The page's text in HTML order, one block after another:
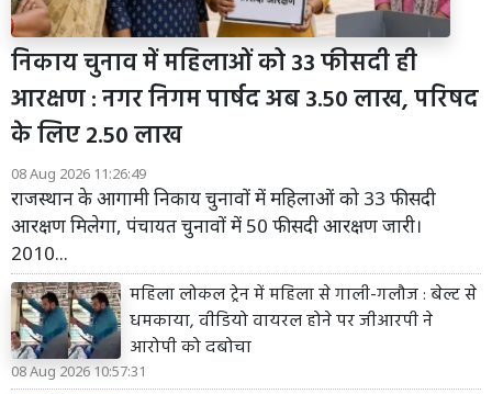
निकाय चुनाव में महिलाओं को 33 फीसदी ही
आरक्षण : नगर निगम पार्षद अब 3.50 लाख, परिषद
के लिए 2.50 लाख
08 Aug 2026 11:26:49
राजस्थान के आगामी निकाय चुनावों में महिलाओं को 33 फीसदी
आरक्षण मिलेगा, पंचायत चुनावों में 50 फीसदी आरक्षण जारी।
2010...
महिला लोकल ट्रेन में महिला से गाली-गलौज : बेल्ट से
धमकाया, वीडियो वायरल होने पर जीआरपी ने
आरोपी को दबोचा
08 Aug 2026 10:57:31